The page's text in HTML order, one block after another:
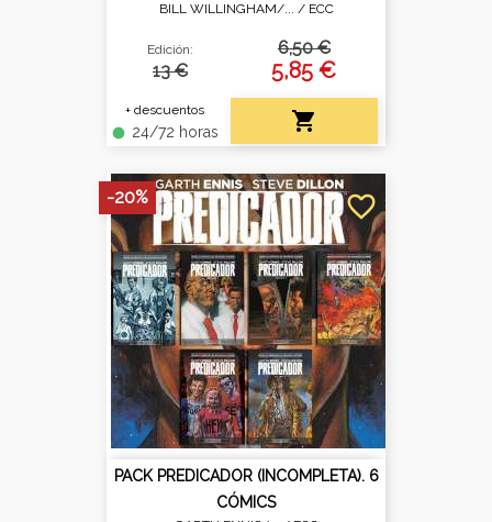
BILL WILLINGHAM/... / ECC
Edición:
13 €
+ descuentos
fiber_manual_record 24/72 horas
6,50 €
5,85 €

PACK PREDICADOR (INCOMPLETA). 6
CÓMICS
favorite_border
-20%